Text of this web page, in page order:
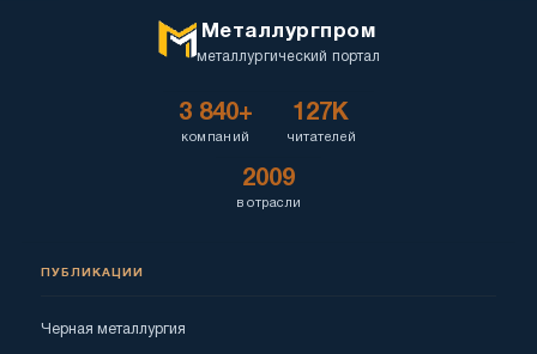
Металлургпром
металлургический портал
3 840+
компаний
127K
читателей
2009
в отрасли
ПУБЛИКАЦИИ
Черная металлургия